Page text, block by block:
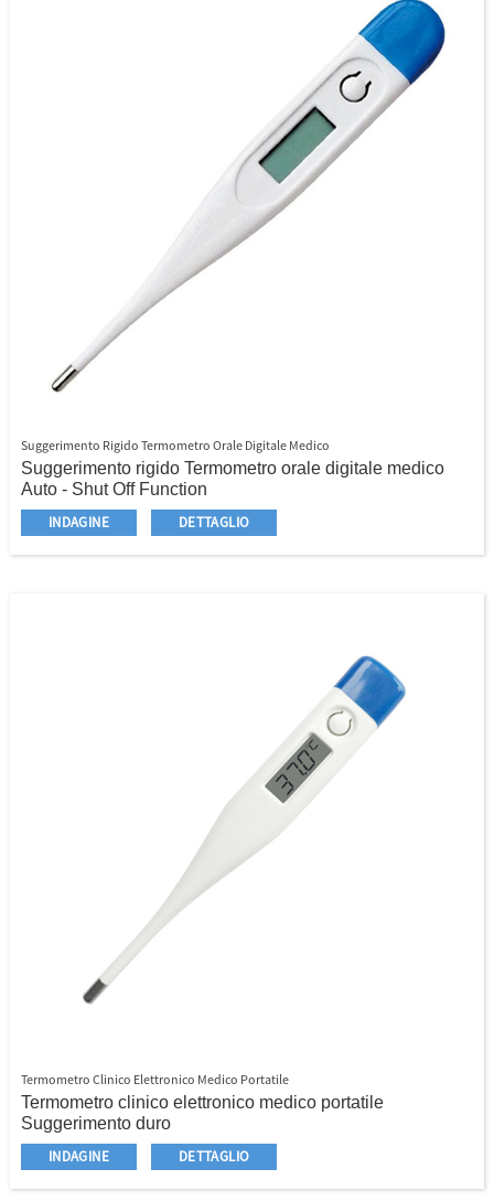
Suggerimento Rigido Termometro Orale Digitale Medico
Suggerimento rigido Termometro orale digitale medico
Auto - Shut Off Function
Waterproof è facoltativo
Risultato veloce, sicuro e affidabile
Qualità stabile, buon prezzo
INDAGINE DETTAGLIO
Termometro Clinico Elettronico Medico Portatile
Termometro clinico elettronico medico portatile
Suggerimento duro
Display LCD
C/F Switchble
Ultima funzione di memoria
INDAGINE DETTAGLIO